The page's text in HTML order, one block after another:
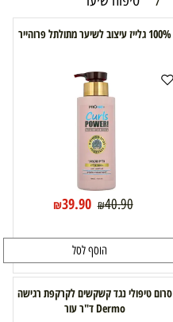
100% גלייז עיצוב לשיער מתולתל פרוהייר
₪40.90
₪39.90
הוסף לסל
סרום טיפולי נגד קשקשים לקרקפת רגישה
Dermo ד"ר עור